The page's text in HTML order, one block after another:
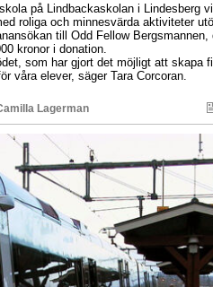
på Lindbackaskolan i Lindesberg
roliga och minnesvärda aktiviteter
till Odd Fellow Bergsmannen,
kronor i donation.
som har gjort det möjligt att skapa
våra elever, säger Tara Corcoran.
Lagerman